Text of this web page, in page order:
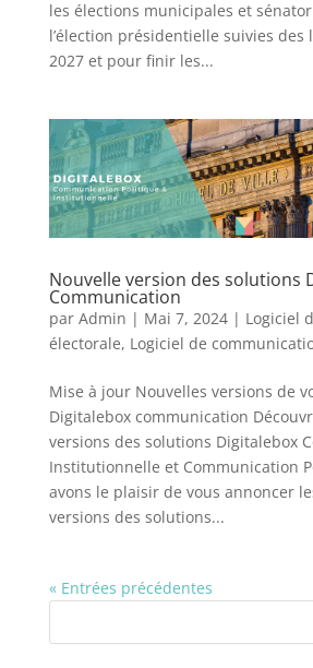
les élections municipales et
l’élection présidentielle suivies des
2027 et pour finir les...
Nouvelle version des solutions
Communication
par Admin | Mai 7, 2024| Logiciel
électorale, Logiciel de
Mise à jour Nouvelles versions de
Digitalebox communication
versions des solutions Digitalebox
Institutionnelle et Communication
avons le plaisir de vous annoncer
versions des solutions...
« Entrées précédentes